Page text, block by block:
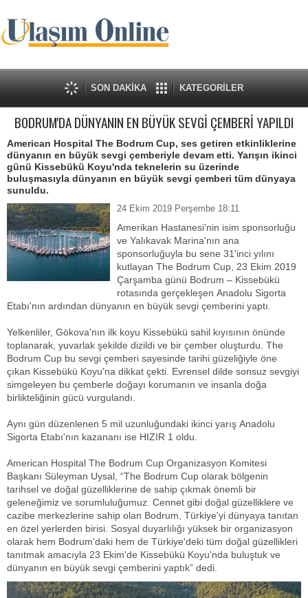
SON DAKİKA KATEGORİLER
BODRUM'DA DÜNYANIN EN BÜYÜK SEVGİ ÇEMBERİ YAPILDI
American Hospital The Bodrum Cup, ses getiren etkinliklerine
dünyanın en büyük sevgi çemberiyle devam etti. Yarışın ikinci
günü Kissebükü Koyu'nda teknelerin su üzerinde
buluşmasıyla dünyanın en büyük sevgi çemberi tüm dünyaya
sunuldu.
24 Ekim 2019 Perşembe 18:11
Amerikan Hastanesi'nin isim sponsorluğu
ve Yalıkavak Marina'nın ana
sponsorluğuyla bu sene 31'inci yılını
kutlayan The Bodrum Cup, 23 Ekim 2019
Çarşamba günü Bodrum – Kissebükü
rotasında gerçekleşen Anadolu Sigorta
Etabı'nın ardından dünyanın en büyük sevgi çemberini yaptı.
Yelkenliler, Gökova'nın ilk koyu Kissebükü sahil kıyısının önünde
toplanarak, yuvarlak şekilde dizildi ve bir çember oluşturdu. The
Bodrum Cup bu sevgi çemberi sayesinde tarihi güzeliğiyle öne
çıkan Kissebükü Koyu'na dikkat çekti. Evrensel dilde sonsuz sevgiyi
simgeleyen bu çemberle doğayı korumanın ve insanla doğa
birlikteliğinin gücü vurgulandı.
Aynı gün düzenlenen 5 mil uzunluğundaki ikinci yarış Anadolu
Sigorta Etabı'nın kazananı ise HIZIR 1 oldu.
American Hospital The Bodrum Cup Organizasyon Komitesi
Başkanı Süleyman Uysal, “The Bodrum Cup olarak bölgenin
tarihsel ve doğal güzelliklerine de sahip çıkmak önemli bir
geleneğimiz ve sorumluluğumuz. Cennet gibi doğal güzelliklere ve
cazibe merkezlerine sahip olan Bodrum, Türkiye'yi dünyaya tanıtan
en özel yerlerden birisi. Sosyal duyarlılığı yüksek bir organizasyon
olarak hem Bodrum'daki hem de Türkiye'deki tüm doğal güzellikleri
tanıtmak amacıyla 23 Ekim'de Kissebükü Koyu'nda buluştuk ve
dünyanın en büyük sevgi çemberini yaptık” dedi.